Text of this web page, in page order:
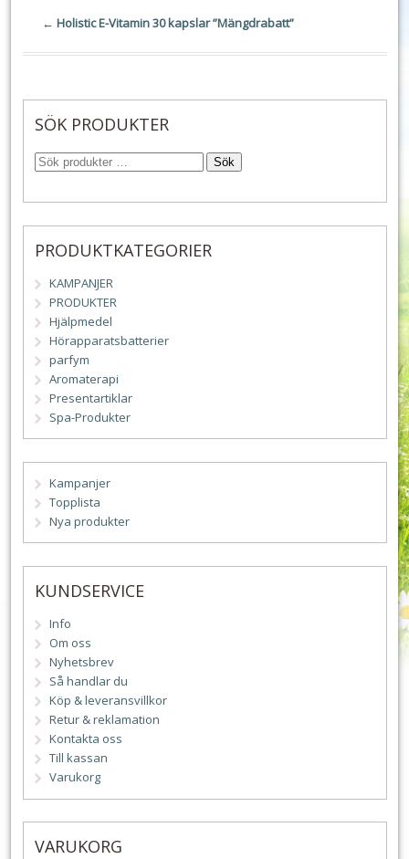
← Holistic E-Vitamin 30 kapslar ”Mängdrabatt”
SÖK PRODUKTER
Sök
PRODUKTKATEGORIER
KAMPANJER
PRODUKTER
Hjälpmedel
Hörapparatsbatterier
parfym
Aromaterapi
Presentartiklar
Spa-Produkter
Kampanjer
Topplista
Nya produkter
KUNDSERVICE
Info
Om oss
Nyhetsbrev
Så handlar du
Köp & leveransvillkor
Retur & reklamation
Kontakta oss
Till kassan
Varukorg
VARUKORG